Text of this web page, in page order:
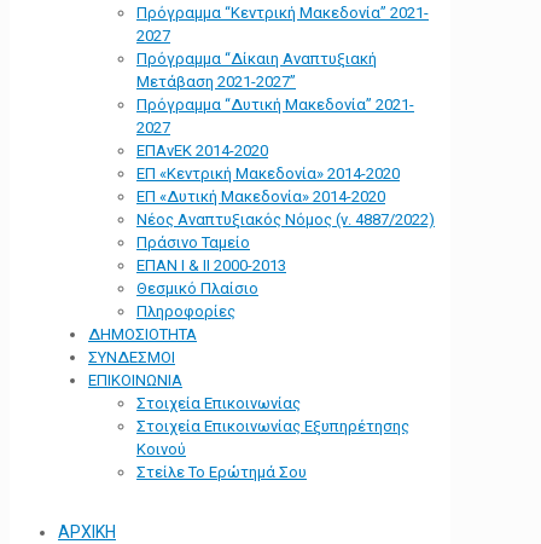
Πρόγραμμα “Κεντρική Μακεδονία” 2021-
2027
Πρόγραμμα “Δίκαιη Αναπτυξιακή
Μετάβαση 2021-2027”
Πρόγραμμα “Δυτική Μακεδονία” 2021-
2027
ΕΠΑνΕΚ 2014-2020
ΕΠ «Kεντρική Μακεδονία» 2014-2020
ΕΠ «Δυτική Μακεδονία» 2014-2020
Νέος Αναπτυξιακός Νόμος (ν. 4887/2022)
Πράσινο Ταμείο
ΕΠΑΝ Ι & ΙΙ 2000-2013
Θεσμικό Πλαίσιο
Πληροφορίες
ΔΗΜΟΣΙΟΤΗΤΑ
ΣΥΝΔΕΣΜΟΙ
ΕΠΙΚΟΙΝΩΝΙΑ
Στοιχεία Επικοινωνίας
Στοιχεία Επικοινωνίας Εξυπηρέτησης
Κοινού
Στείλε Το Ερώτημά Σου
ΑΡΧΙΚΗ